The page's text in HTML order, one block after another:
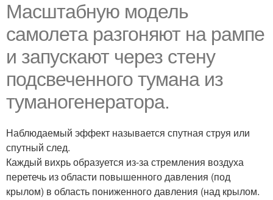
Масштабную модель
самолета разгоняют на рампе
и запускают через стену
подсвеченного тумана из
туманогенератора.
Наблюдаемый эффект называется спутная струя или
спутный след.
Каждый вихрь образуется из-за стремления воздуха
перетечь из области повышенного давления (под
крылом) в область пониженного давления (над крылом.